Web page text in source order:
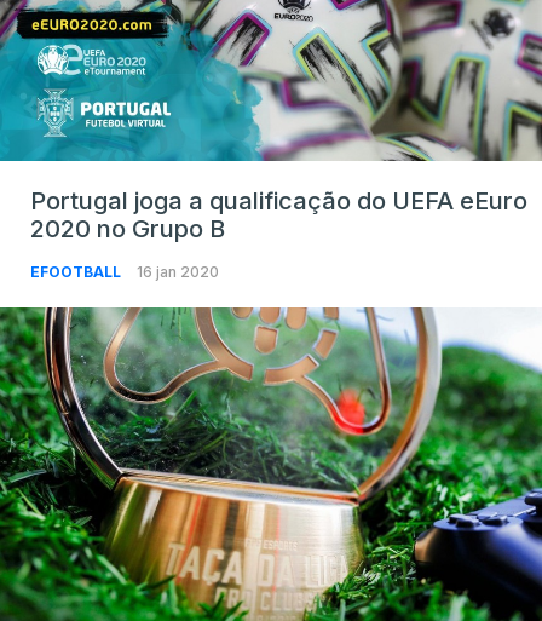
Portugal joga a qualificação do UEFA eEuro
2020 no Grupo B
EFOOTBALL 16 jan 2020